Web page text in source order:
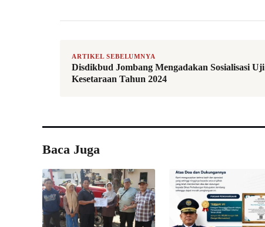
ARTIKEL SEBELUMNYA
Disdikbud Jombang Mengadakan Sosialisasi Uji
Kesetaraan Tahun 2024
Baca Juga